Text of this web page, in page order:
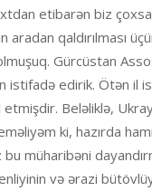
etibarən biz
qaldırılması
Gürcüstan
istifadə edirik. Ötən il
Beləliklə,
ki, hazırda
müharibəni
və ərazi